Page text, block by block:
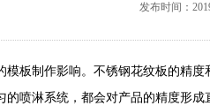
发布时间：
模板制作影响。不锈钢花纹板的精
的喷淋系统，都会对产品的精度形成